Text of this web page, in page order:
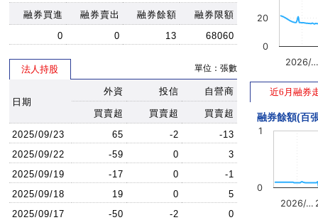
融券買進
融券賣出 融券餘額
融券限額
0
0 13 68060
法人持股 單位：張數
日期
外資 投信 自營商
買賣超 買賣超
買賣超
2025/09/23
65 -2
-13
2025/09/22
-59 0
3
2025/09/19
-17 0
-1
2025/09/18
19 0
5
2025/09/17
-50 -2 0
2026/
0
20
近6月融券
融券餘額(百
2026/…
0
1